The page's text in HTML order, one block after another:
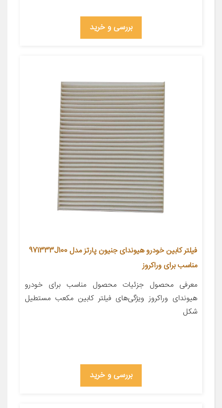
بررسی و خرید
فیلتر کابین خودرو هیوندای جنیون پارتز مدل 971333J100
مناسب برای وراکروز
معرفی محصول جزئیات محصول مناسب برای خودرو
هیوندای وراکروز ویژگی‌های فیلتر کابین مکعب مستطیل
شکل
بررسی و خرید